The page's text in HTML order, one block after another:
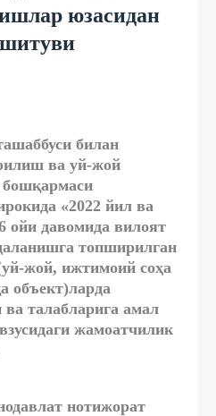
юзасидан
билан
ва уй-жой
«2022 йил ва
ойи давомида вилоят
топширилган
жой, ижтимоий соҳа
объект)ларда
талабларига амал
жамоатчилик
нотижорат